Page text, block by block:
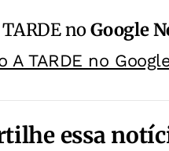
TARDE noGoogle
A TARDE no
essa